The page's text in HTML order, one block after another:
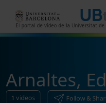
El portal de vídeo de la Universitat de
Arnaltes,
1 videos Follow &